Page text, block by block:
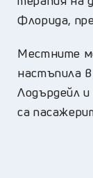
Флорида,
Местните
настъпила
Лодърдейл
са